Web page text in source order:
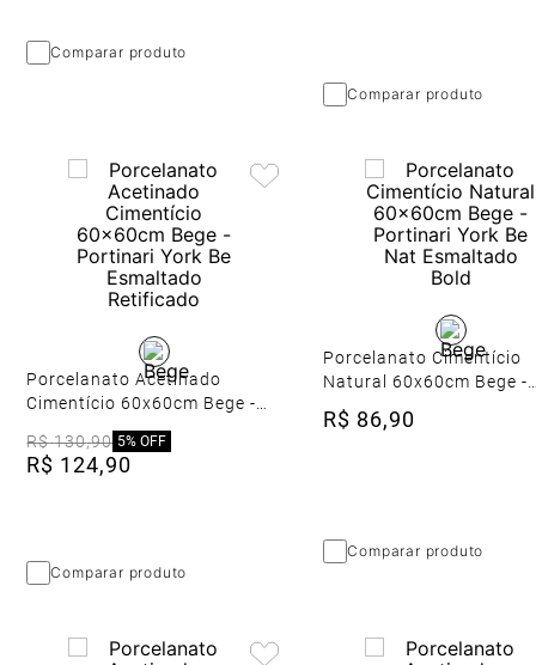
Comparar produto
Comparar produto
Porcelanato Acetinado
Cimentício 60x60cm Bege -
Portinari York Be Esmaltado
Retificado
R$ 130,90 5% OFF
R$ 124,90
Comparar produto
Porcelanato Cimentício
Natural 60x60cm Bege -
Portinari York Be Nat
Esmaltado Bold
R$ 86,90
Comparar produto